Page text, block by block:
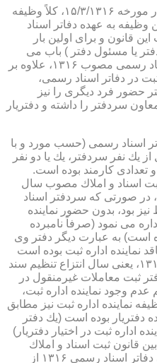
با وضع قانون دفاتر اسناد رسمی در مورخه ۱۵/۳/۱۳۱۶، كلاً وظیفه
وظیفه به عهده دفاتر اسناد
قانون و برای اولین بار
یا مسئول دفتر ) باب می
شود. قانونگذار در قانون دفاتر اسناد رسمی مصوب ۱۳۱۶، علاوه بر
در دفاتر اسناد رسمی،
حضور فرد دیگری را نیز
سردفتر را داشته و دفتریار
به بعد، دفاتر اسناد رسمی (حسب مورد و با
یك نفر سردفتر، یك یا دو نفر
و تعدادی كارمند بوده است.
اسناد و املاك مصوب سال
۱۳۱۰) از سال ۱۳۱۰ تا سال ۱۳۱۶، در صورتی كه سردفتر اسناد
بود، بدون حضور نماینده
می نمود (صرفاً نامبرده
است) به عبارت دیگر دفتر وی
نماینده اداره ثبت بوده است
لیكن از این تاریخ به بعد، (ازسال ۱۳۱۶، یعنی سال انتزاع تنظیم سند
ثبت معاملات غیرمنقول در
وجود نماینده اداره ثبت،
نماینده اداره ثبت نیز مطابق
عهده دفتریار بوده است (یك دفتر
اداره ثبت در اختیار دفتریار)
قانون ثبت اسناد و املاك
مصوب ۱۳۱۰ از یك طرف و قانون دفاتر اسناد رسمی ۱۳۱۶ از